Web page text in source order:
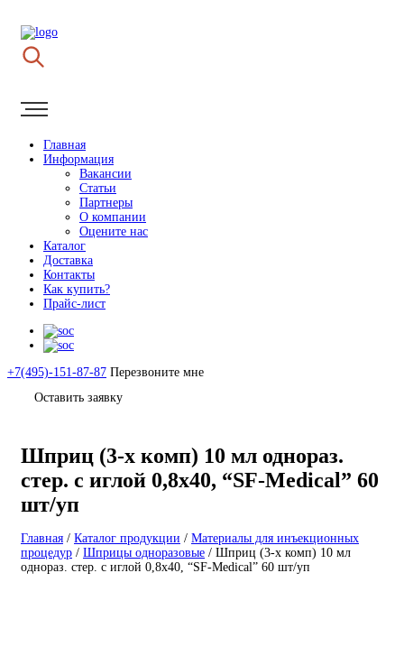
Главная
Информация
Вакансии
Статьи
Партнеры
О компании
Оцените нас
Каталог
Доставка
Контакты
Как купить?
Прайс-лист
+7(495)-151-87-87 Перезвоните мне
Оставить заявку
Шприц (3-х комп) 10 мл однораз.
стер. с иглой 0,8х40, “SF-Medical” 60
шт/уп
Главная / Каталог продукции / Материалы для инъекционных
процедур / Шприцы одноразовые / Шприц (3-х комп) 10 мл
однораз. стер. с иглой 0,8х40, “SF-Medical” 60 шт/уп